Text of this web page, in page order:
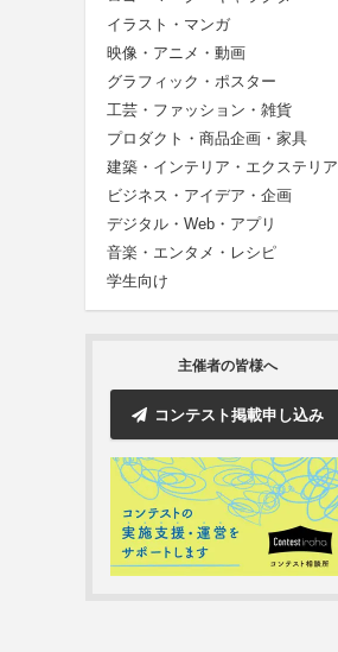
イラスト・マンガ
映像・アニメ・動画
グラフィック・ポスター
工芸・ファッション・雑貨
プロダクト・商品企画・家具
建築・インテリア・エクステリア
ビジネス・アイデア・企画
デジタル・Web・アプリ
音楽・エンタメ・レシピ
学生向け
主催者の皆様へ
コンテスト掲載申し込み